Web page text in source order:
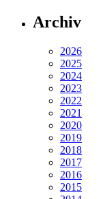
Archiv
2026
2025
2024
2023
2022
2021
2020
2019
2018
2017
2016
2015